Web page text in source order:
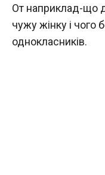
От наприклад-що
чужу жінку і чого
однокласників.